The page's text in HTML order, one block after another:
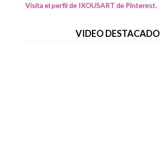
Visita el perfil de IXOUSART de Pinterest.
VIDEO DESTACADO